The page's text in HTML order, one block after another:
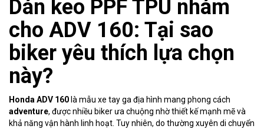
Dán keo PPF TPU nhám
cho ADV 160: Tại sao
biker yêu thích lựa chọn
này?
Honda ADV 160là mẫu xe tay ga địa hình mang phong cách
adventure, được nhiều biker ưa chuộng nhờ thiết kế mạnh mẽ và
khả năng vận hành linh hoạt. Tuy nhiên, do thường xuyên di chuyển